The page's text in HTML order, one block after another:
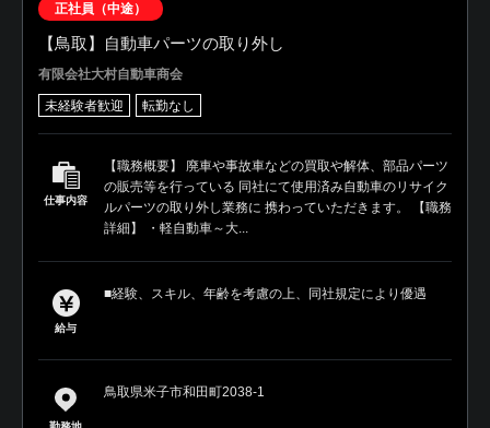
正社員（中途）
【鳥取】自動車パーツの取り外し
有限会社大村自動車商会
未経験者歓迎 転勤なし
仕事内容
【職務概要】 廃車や事故車などの買取や解体、部品パーツ
の販売等を行っている 同社にて使用済み自動車のリサイク
ルパーツの取り外し業務に 携わっていただきます。 【職務
詳細】 ・軽自動車～大...
給与
■経験、スキル、年齢を考慮の上、同社規定により優遇
鳥取県米子市和田町2038-1